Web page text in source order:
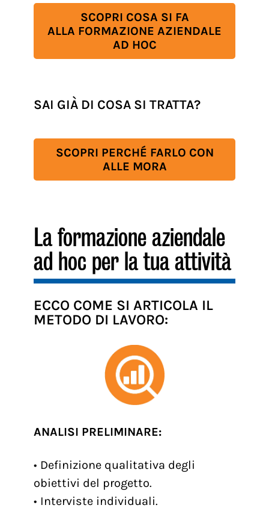
SCOPRI COSA SI FA
ALLA FORMAZIONE AZIENDALE
AD HOC
SAI GIÀ DI COSA SI TRATTA?
SCOPRI PERCHÉ FARLO CON
ALLE MORA
La formazione aziendale
ad hoc per la tua attività
ECCO COME SI ARTICOLA IL
METODO DI LAVORO:
ANALISI PRELIMINARE:
• Definizione qualitativa degli
obiettivi del progetto.
• Interviste individuali.